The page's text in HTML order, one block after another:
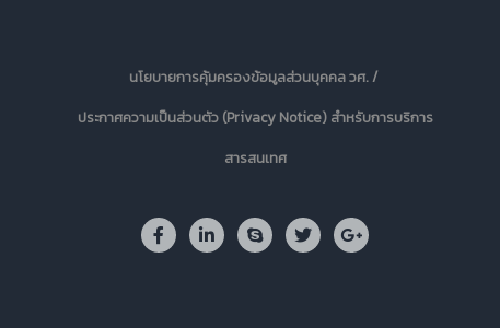
นโยบายการคุ้มครองข้อมูลส่วนบุคคล วศ. /
ประกาศความเป็นส่วนตัว (Privacy Notice) สำหรับการบริการ
สารสนเทศ